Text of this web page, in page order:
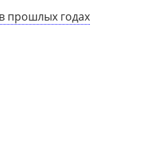
прошлых годах